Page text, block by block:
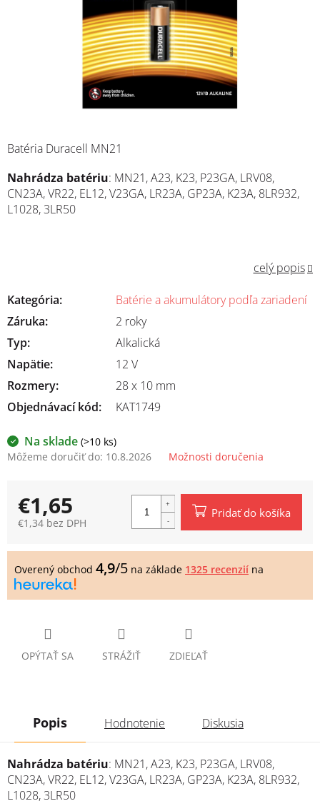
Na sklade (>10 ks)
Môžeme doručiť do: 10.8.2026 Možnosti doručenia
Batéria Duracell MN21
Nahrádza batériu: MN21, A23, K23, P23GA, LRV08,
CN23A, VR22, EL12, V23GA, LR23A, GP23A, K23A, 8LR932,
L1028, 3LR50
celý popis
OPÝTAŤ SA STRÁŽIŤ ZDIEĽAŤ
Kategória:
Batérie a akumulátory podľa zariadení
Záruka:
2 roky
Typ:
Alkalická
Napätie:
12 V
Rozmery:
28 x 10 mm
Objednávací kód:
KAT1749
€1,65
€1,34 bez DPH
cena:
Pridať do košíka
Overený obchod 4,9/5 na základe 1325 recenzií na
Popis Hodnotenie Diskusia
Nahrádza batériu: MN21, A23, K23, P23GA, LRV08,
CN23A, VR22, EL12, V23GA, LR23A, GP23A, K23A, 8LR932,
L1028, 3LR50